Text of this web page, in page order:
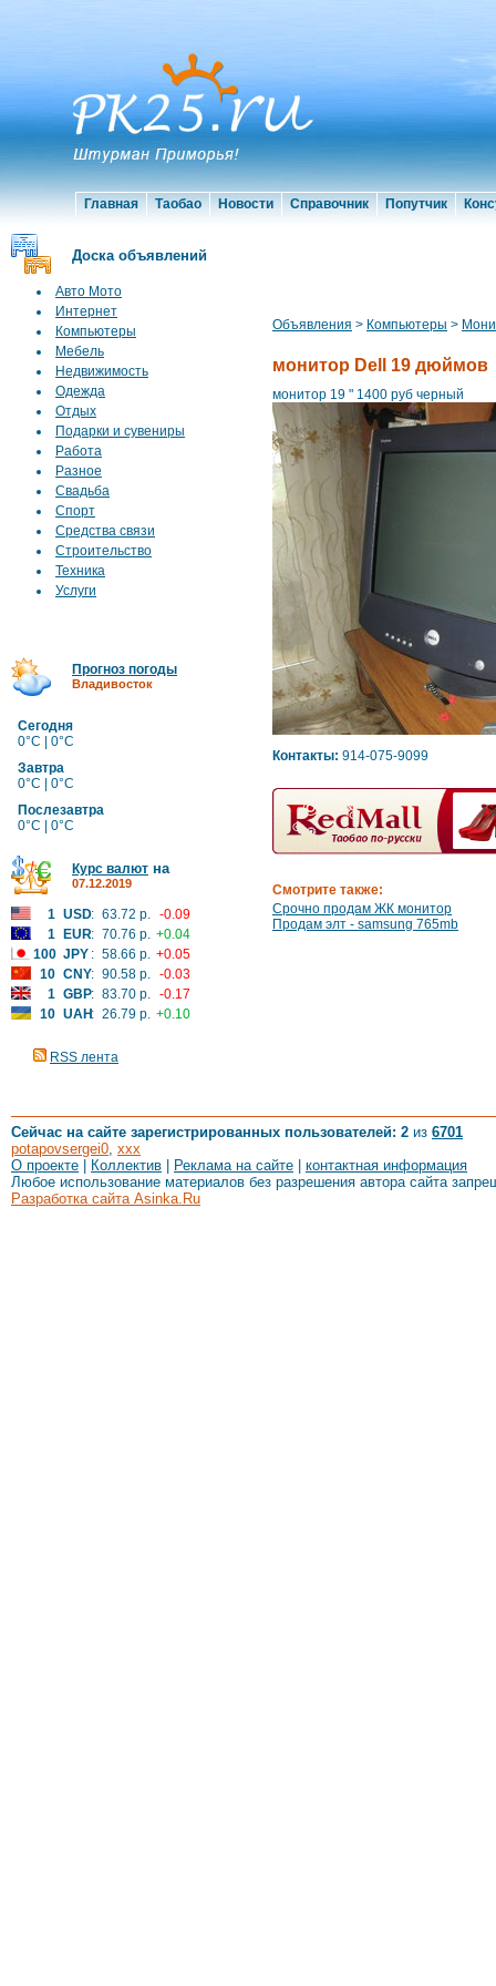
Главная Таобао Новости Справочник Попутчик
Доска объявлений
Авто Мото
Интернет
Компьютеры
Мебель
Недвижимость
Одежда
Отдых
Подарки и сувениры
Работа
Разное
Свадьба
Спорт
Средства связи
Строительство
Техника
Услуги
Прогноз погоды
Владивосток
Сегодня
0°C | 0°C
Завтра
0°C | 0°C
Послезавтра
0°C | 0°C
Курс валют на
07.12.2019
1 USD: 63.72 р. -0.09
1
EUR: 70.76 р. +0.04
100 JPY : 58.66 р. +0.05
10 CNY: 90.58 р. -0.03
1 GBP: 83.70 р. -0.17
10 UAH: 26.79 р. +0.10
RSS лента
Объявления > Компьютеры >
монитор Dell 19 дюймов
монитор 19 " 1400 руб черный
Контакты: 914-075-9099
Смотрите также:
Срочно продам ЖК монитор
Продам элт - samsung 765mb
Сейчас на сайте зарегистрированных пользователей: 2 из 6701
potapovsergei0, xxx
О проекте
Коллектив Реклама на сайте
контактная информация
Любое использование материалов без разрешения автора сайта
Разработка сайта Asinka.Ru